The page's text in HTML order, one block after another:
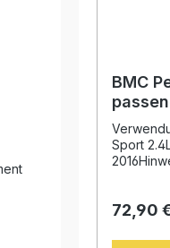
und hohe
Filtrationsleistung
ohne
BMC
Pajero
Sport
72,90